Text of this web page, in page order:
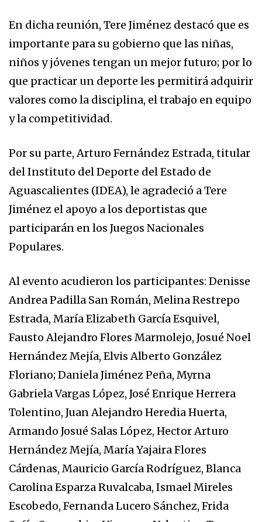
En dicha reunión, Tere Jiménez destacó que es
importante para su gobierno que las niñas,
niños y jóvenes tengan un mejor futuro; por lo
que practicar un deporte les permitirá adquirir
valores como la disciplina, el trabajo en equipo
y la competitividad.
Por su parte, Arturo Fernández Estrada, titular
del Instituto del Deporte del Estado de
Aguascalientes (IDEA), le agradeció a Tere
Jiménez el apoyo a los deportistas que
participarán en los Juegos Nacionales
Populares.
Al evento acudieron los participantes: Denisse
Andrea Padilla San Román, Melina Restrepo
Estrada, María Elizabeth García Esquivel,
Fausto Alejandro Flores Marmolejo, Josué Noel
Hernández Mejía, Elvis Alberto González
Floriano; Daniela Jiménez Peña, Myrna
Gabriela Vargas López, José Enrique Herrera
Tolentino, Juan Alejandro Heredia Huerta,
Armando Josué Salas López, Hector Arturo
Hernández Mejía, María Yajaira Flores
Cárdenas, Mauricio García Rodríguez, Blanca
Carolina Esparza Ruvalcaba, Ismael Mireles
Escobedo, Fernanda Lucero Sánchez, Frida